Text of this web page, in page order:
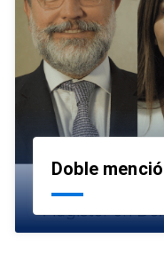
Doble